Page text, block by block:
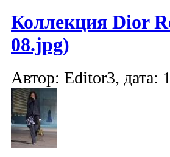
Коллекция Dior
08.jpg)
Автор: Editor3, дата: